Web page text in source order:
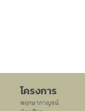
โครงการ
พฤกษากาญจน์